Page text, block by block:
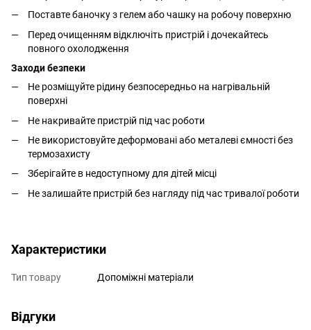
Поставте баночку з гелем або чашку на робочу поверхню
Перед очищенням відключіть пристрій і дочекайтесь
повного охолодження
Заходи безпеки
Не розміщуйте рідину безпосередньо на нагрівальній
поверхні
Не накривайте пристрій під час роботи
Не використовуйте деформовані або металеві ємності без
термозахисту
Зберігайте в недоступному для дітей місці
Не залишайте пристрій без нагляду під час тривалої роботи
Характеристики
Тип товару Допоміжні матеріали
Відгуки